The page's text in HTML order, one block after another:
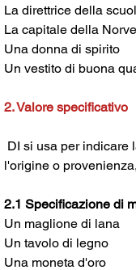
La direttrice della
La capitale della
Una donna di spirito
Un vestito di buona
2. Valore specificativo
l'origine o
2.1 Specificazione di
Un maglione di lana
Un tavolo di legno
Una moneta d'oro